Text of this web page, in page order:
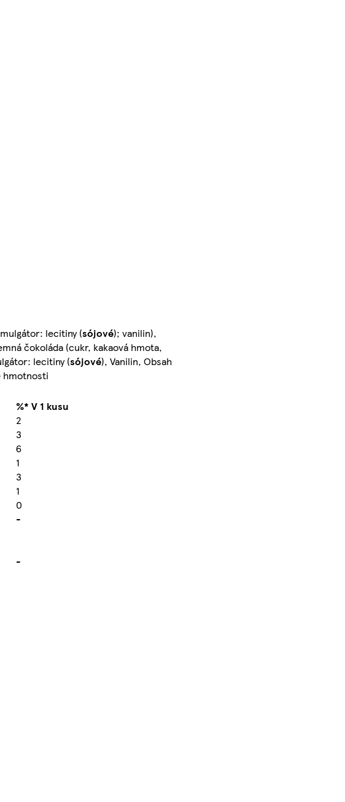
lecitiny (sójové); vanilin),
čokoláda (cukr, kakaová hmota,
lecitiny (sójové), Vanilin, Obsah
hmotnosti
%* V 1 kusu
2
3
6
1
3
1
0
-
-